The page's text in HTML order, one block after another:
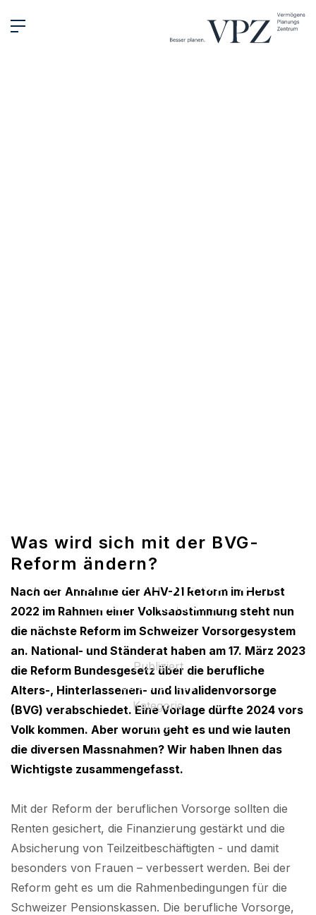
Was wird sich mit der BVG-
Reform ändern?
Publiziert
30 June 2025
Kategorie
2023
Was wird sich mit der BVG-
Reform ändern?
Nach der Annahme der AHV-21 Reform im Herbst
2022 im Rahmen einer Volksabstimmung steht nun
die nächste Reform im Schweizer Vorsorgesystem
an. National- und Ständerat haben am 17. März 2023
die Reform Bundesgesetz über die berufliche
Alters-, Hinterlassenen- und Invalidenvorsorge
(BVG) verabschiedet. Eine Vorlage dürfte 2024 vors
Volk kommen. Aber worum geht es und wie lauten
die diversen Massnahmen? Wir haben Ihnen das
Wichtigste zusammengefasst.
Mit der Reform der beruflichen Vorsorge sollten die
Renten gesichert, die Finanzierung gestärkt und die
Absicherung von Teilzeitbeschäftigten - und damit
besonders von Frauen – verbessert werden. Bei der
Reform geht es um die Rahmenbedingungen für die
Schweizer Pensionskassen. Die berufliche Vorsorge,